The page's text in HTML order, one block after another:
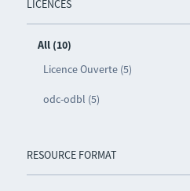
LICENCES
All (10)
Licence Ouverte (5)
odc-odbl (5)
RESOURCE FORMAT